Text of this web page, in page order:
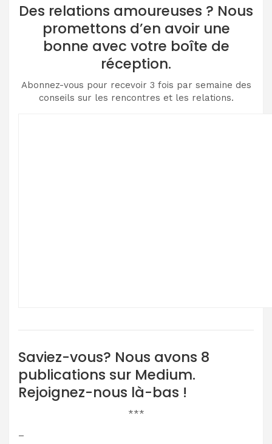
Des relations amoureuses ? Nous
promettons d’en avoir une
bonne avec votre boîte de
réception.
Abonnez-vous pour recevoir 3 fois par semaine des
conseils sur les rencontres et les relations.
Saviez-vous? Nous avons 8
publications sur Medium.
Rejoignez-nous là-bas !
***
–